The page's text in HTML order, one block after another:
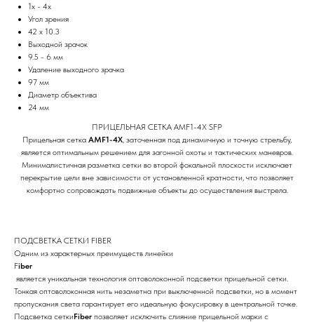
1х - 4х
Угол зрения
42 х 10.3
Выходной зрачок
9.5 - 6 мм
Удаление выходного зрачка
97 мм
Диаметр объектива
24 мм
ПРИЦЕЛЬНАЯ СЕТКА AMF1-4X SFP
Прицельная сетка AMF1-4X, заточенная под динамичную и точную стрельбу,
является оптимальным решением для загонной охоты и тактических маневров.
Минималистичная разметка сетки во второй фокальной плоскости исключает
перекрытие цели вне зависимости от установленной кратности, что позволяет
комфортно сопровождать подвижные объекты до осуществления выстрела.
ПОДСВЕТКА СЕТКИ FIBER
Одним из характерных преимуществ линейки
Fiber
является уникальная технология оптоволоконной подсветки прицельной сетки.
Тонкая оптоволоконная нить незаметна при выключенной подсветки, но в момент
пропускания света гарантирует его идеальную фокусировку в центральной точке.
Подсветка сеткиFiber позволяет исключить слияние прицельной марки с